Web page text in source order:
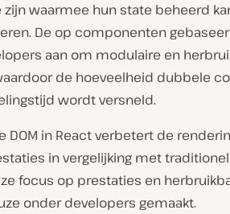
waarmee hun state beheerd
De op componenten
aan om modulaire en
de hoeveelheid dubbele
wordt versneld.
DOM in React verbetert de
in vergelijking met
focus op prestaties en
onder developers gemaakt.